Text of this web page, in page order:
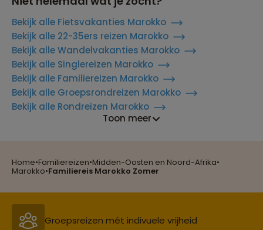
Home•Familiereizen•Midden-Oosten en Noord-Afrika•
Marokko•Familiereis Marokko Zomer
Bekijk alle Fietsvakanties Marokko
Bekijk alle 22-35ers reizen Marokko
Bekijk alle Wandelvakanties Marokko
Bekijk alle Singlereizen Marokko
Bekijk alle Familiereizen Marokko
Bekijk alle Groepsrondreizen Marokko
Bekijk alle Rondreizen Marokko
Toon meer
Reizen met oog voor mens, cultuur en milieu
Groepsreizen mét indivuele vrijheid